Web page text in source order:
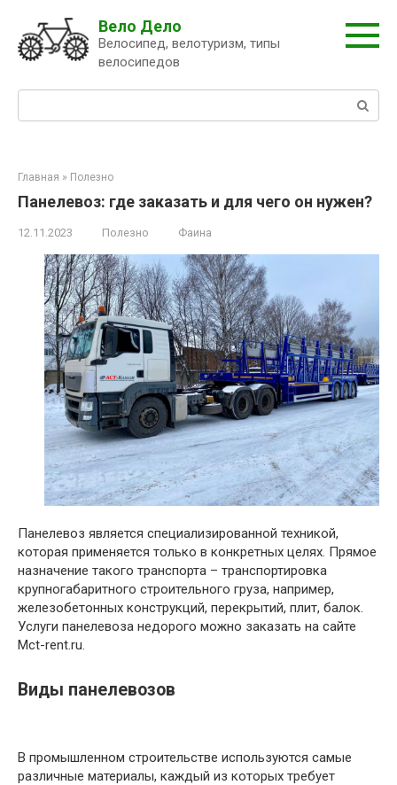
контенту
Вело Дело
Велосипед, велотуризм, типы
велосипедов
Главная » Полезно
Панелевоз: где заказать и для чего он нужен?
12.11.2023 Полезно Фаина
Панелевоз является специализированной техникой,
которая применяется только в конкретных целях. Прямое
назначение такого транспорта – транспортировка
крупногабаритного строительного груза, например,
железобетонных конструкций, перекрытий, плит, балок.
Услуги панелевоза недорого можно заказать на сайте
Mct-rent.ru.
Виды панелевозов
В промышленном строительстве используются самые
различные материалы, каждый из которых требует